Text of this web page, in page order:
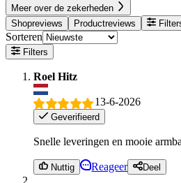
Meer over de zekerheden
Shopreviews
Productreviews
Sorteren
Filters
Roel Hitz
13-6-2026
Geverifieerd
Snelle leveringen en mooie
Nuttig Reageer Deel